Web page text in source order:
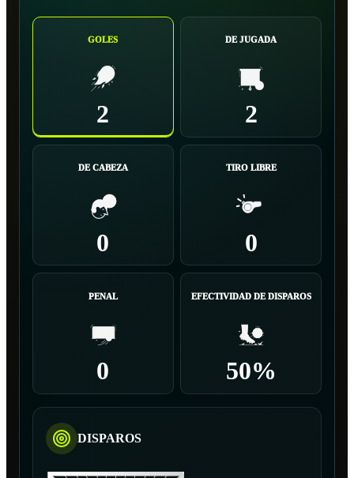
GOLES
2
DE JUGADA
2
DE CABEZA
0
TIRO LIBRE
0
PENAL
0
EFECTIVIDAD DE DISPAROS
50%
DISPAROS